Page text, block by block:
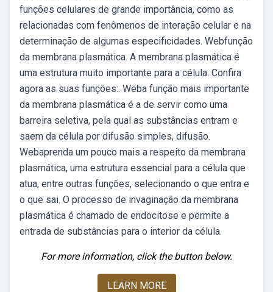
funções celulares de grande importância, como as
relacionadas com fenômenos de interação celular e na
determinação de algumas especificidades. Webfunção
da membrana plasmática. A membrana plasmática é
uma estrutura muito importante para a célula. Confira
agora as suas funções:. Weba função mais importante
da membrana plasmática é a de servir como uma
barreira seletiva, pela qual as substâncias entram e
saem da célula por difusão simples, difusão.
Webaprenda um pouco mais a respeito da membrana
plasmática, uma estrutura essencial para a célula que
atua, entre outras funções, selecionando o que entra e
o que sai. O processo de invaginação da membrana
plasmática é chamado de endocitose e permite a
entrada de substâncias para o interior da célula.
For more information, click the button below.
LEARN MORE